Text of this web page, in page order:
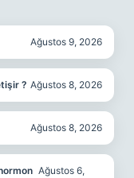
Ağustos 9, 2026
? Ağustos 8, 2026
Ağustos 8, 2026
Ağustos 6,